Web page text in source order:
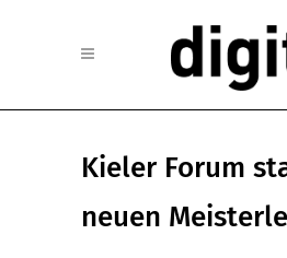
Kieler Forum
neuen